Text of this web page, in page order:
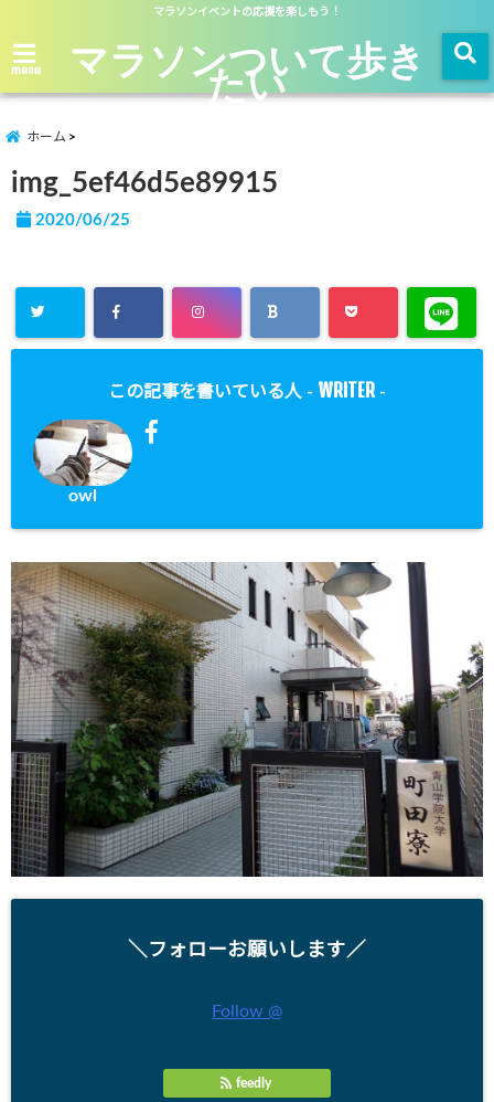
マラソンイベントの応援を楽しもう！
menu マラソンついて歩き
たい
ホーム
img_5ef46d5e89915
2020/06/25
この記事を書いている人 - WRITER -
owl
＼フォローお願いします／
Follow @
feedly